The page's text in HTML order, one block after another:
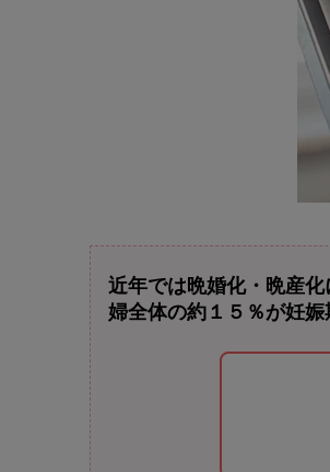
近年では晩婚化・晩産
婦全体の約１５％が妊娠